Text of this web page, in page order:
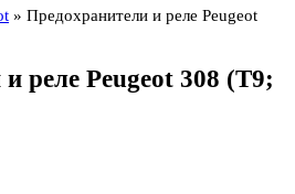
» Предохранители и реле Peugeot
реле Peugeot 308 (T9;